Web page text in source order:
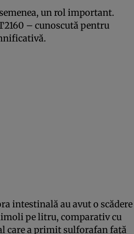
un rol important.
– cunoscută pentru
intestinală au avut o scădere
pe litru, comparativ cu
care a primit sulforafan față